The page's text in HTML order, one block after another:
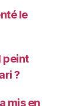
le
peint
?
mis en